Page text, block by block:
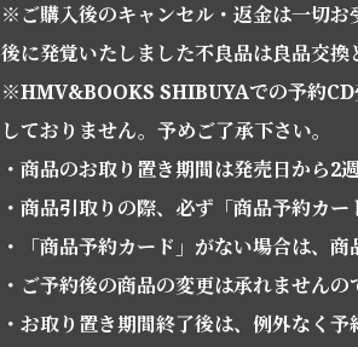
※ご購入後のキャンセル・返金は一切
後に発覚いたしました不良品は良品交換
※HMV&BOOKS SHIBUYAでの予約CD
しておりません。予めご了承下さい。
・商品のお取り置き期間は発売日から2
・商品引取りの際、必ず「商品予約カー
・「商品予約カード」がない場合は、
・ご予約後の商品の変更は承れませんの
・お取り置き期間終了後は、例外なく